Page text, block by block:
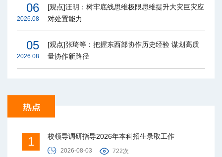
06
2026.08
[观点]汪明：树牢底线思维极限思维提升大灾巨灾应
对处置能力
05
2026.08
[观点]张琦等：把握东西部协作历史经验 谋划高质
量协作新路径
1 校领导调研指导2026年本科招生录取工作
2026-08-03 722次